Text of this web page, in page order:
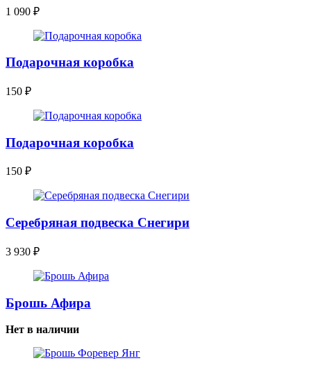
1 090 ₽
Подарочная коробка
150 ₽
Подарочная коробка
150 ₽
Серебряная подвеска Снегири
3 930 ₽
Брошь Афира
Нет в наличии